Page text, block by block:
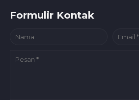
Formulir Kontak